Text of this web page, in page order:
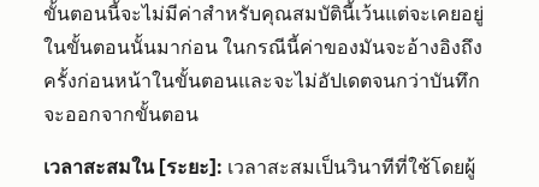
ขั้นตอนนี้จะไม่มีค่าสำหรับคุณสมบัตินี้เว้นแต่จะเคยอยู่
ในขั้นตอนนั้นมาก่อน ในกรณีนี้ค่าของมันจะอ้างอิงถึง
ครั้งก่อนหน้าในขั้นตอนและจะไม่อัปเดตจนกว่าบันทึก
จะออกจากขั้นตอน
เวลาสะสมใน [ระยะ]: เวลาสะสมเป็นวินาทีที่ใช้โดยผู้